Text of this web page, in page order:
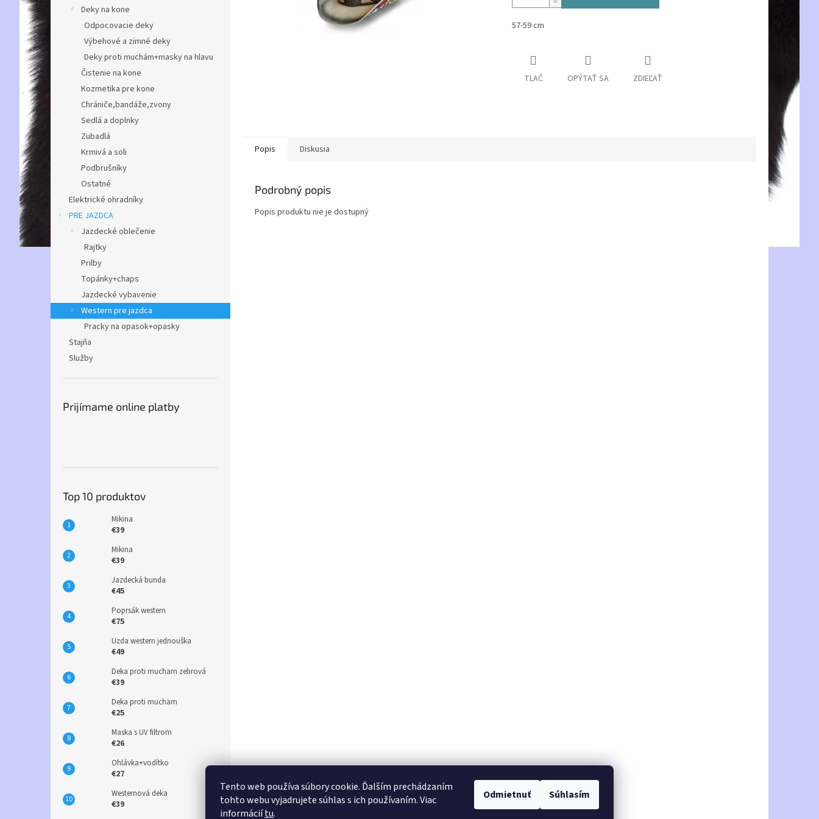
Tento web používa súbory cookie. Ďalším prechádzaním
tohto webu vyjadrujete súhlas s ich používaním. Viac
informáciítu.
Odmietnuť Súhlasím
Deky na kone
Odpocovacie deky
Výbehové a zimné deky
Deky proti muchám+masky na hlavu
Čistenie na kone
Kozmetika pre kone
Chrániče,bandáže,zvony
Sedlá a doplnky
Zubadlá
Krmivá a soli
Podbrušníky
Ostatné
Elektrické ohradníky
PRE JAZDCA
Jazdecké oblečenie
Rajtky
Prilby
Topánky+chaps
Jazdecké vybavenie
Western pre jazdca
Pracky na opasok+opasky
Stajňa
Služby
Prijímame online platby
Top 10 produktov
Mikina
€39
Mikina
€39
Jazdecká bunda
€45
Poprsák western
€75
Uzda western jednouška
€49
Deka proti mucham zebrová
€39
Deka proti mucham
€25
Maska s UV filtrom
€26
Ohlávka+vodítko
€27
Westernová deka
€39
57-59 cm
TLAČ OPÝTAŤ SA ZDIEĽAŤ
Popis Diskusia
Podrobný popis
Popis produktu nie je dostupný